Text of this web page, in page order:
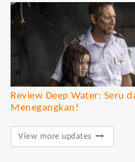
Review Deep Water: Seru
Menegangkan!
View more updates